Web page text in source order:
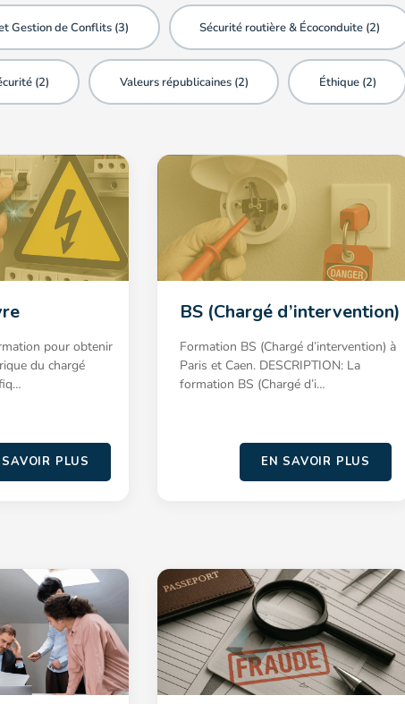
Gestion de Conflits (3) Sécurité routière & Écoconduite (2)
(2) Valeurs républicaines (2) Éthique (2)
pour obtenir
du chargé
PLUS
BS (Chargé d’intervention)
Formation BS (Chargé d’intervention) à
Paris et Caen. DESCRIPTION: La
formation BS (Chargé d’i…
EN SAVOIR PLUS